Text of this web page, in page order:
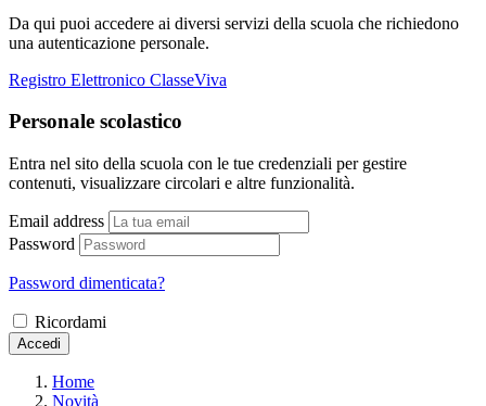
Da qui puoi accedere ai diversi servizi della scuola che richiedono
una autenticazione personale.
Registro Elettronico ClasseViva
Personale scolastico
Entra nel sito della scuola con le tue credenziali per gestire
contenuti, visualizzare circolari e altre funzionalità.
Email address
Password
Password dimenticata?
Ricordami
Accedi
Home
Novità